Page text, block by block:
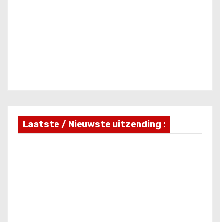
Laatste / Nieuwste uitzending :